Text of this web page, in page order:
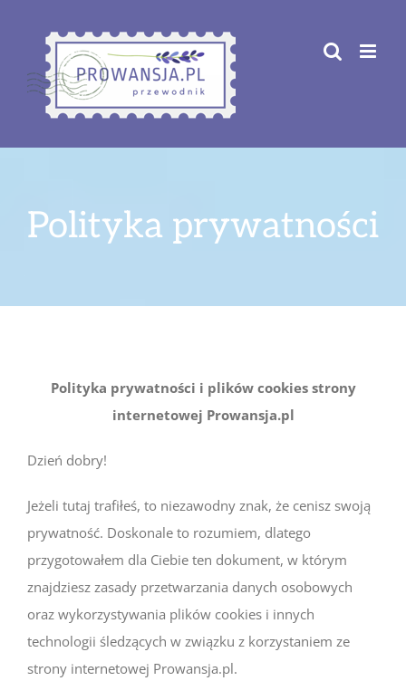
zawartości
Polityka prywatności
Polityka prywatności i plików cookies strony
internetowej Prowansja.pl
Dzień dobry!
Jeżeli tutaj trafiłeś, to niezawodny znak, że cenisz swoją
prywatność. Doskonale to rozumiem, dlatego
przygotowałem dla Ciebie ten dokument, w którym
znajdziesz zasady przetwarzania danych osobowych
oraz wykorzystywania plików cookies i innych
technologii śledzących w związku z korzystaniem ze
strony internetowej Prowansja.pl.